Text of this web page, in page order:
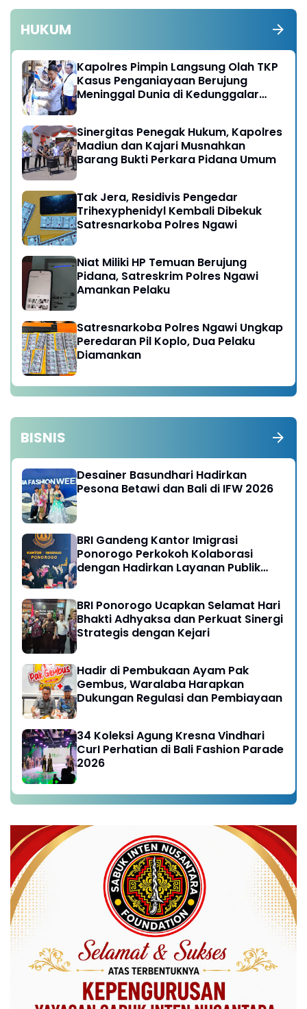
HUKUM
Kapolres Pimpin Langsung Olah TKP
Kasus Penganiayaan Berujung
Meninggal Dunia di Kedunggalar
Sinergitas Penegak Hukum, Kapolres
Madiun dan Kajari Musnahkan
Barang Bukti Perkara Pidana Umum
Tak Jera, Residivis Pengedar
Trihexyphenidyl Kembali Dibekuk
Satresnarkoba Polres Ngawi
Niat Miliki HP Temuan Berujung
Pidana, Satreskrim Polres Ngawi
Amankan Pelaku
Satresnarkoba Polres Ngawi Ungkap
Peredaran Pil Koplo, Dua Pelaku
Diamankan
BISNIS
Desainer Basundhari Hadirkan
Pesona Betawi dan Bali di IFW 2026
BRI Gandeng Kantor Imigrasi
Ponorogo Perkokoh Kolaborasi
dengan Hadirkan Layanan Publik
BRI Ponorogo Ucapkan Selamat Hari
Bhakti Adhyaksa dan Perkuat Sinergi
Strategis dengan Kejari
Hadir di Pembukaan Ayam Pak
Gembus, Waralaba Harapkan
Dukungan Regulasi dan Pembiayaan
34 Koleksi Agung Kresna Vindhari
CurI Perhatian di Bali Fashion Parade
2026